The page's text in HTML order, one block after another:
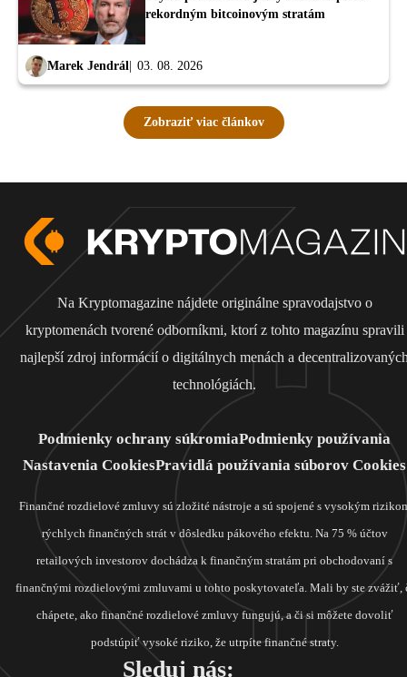
rekordným bitcoinovým stratám
Marek Jendrál 03. 08. 2026
Zobraziť viac článkov
Na Kryptomagazine nájdete originálne spravodajstvo o
kryptomenách tvorené odborníkmi, ktorí z tohto magazínu spravili
najlepší zdroj informácií o digitálnych menách a
technológiách.
Podmienky ochrany súkromiaPodmienky používania
Nastavenia CookiesPravidlá používania súborov Cookies
Finančné rozdielové zmluvy sú zložité nástroje a sú spojené s vysokým
rýchlych finančných strát v dôsledku pákového efektu. Na 75 % účtov
retailových investorov dochádza k finančným stratám pri obchodovaní s
finančnými rozdielovými zmluvami u tohto poskytovateľa. Mali by ste zvážiť,
chápete, ako finančné rozdielové zmluvy fungujú, a či si môžete dovoliť
podstúpiť vysoké riziko, že utrpíte finančné straty.
Sleduj nás: